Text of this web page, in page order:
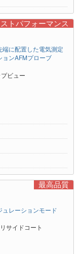
トパフォーマンス
に配置した電気測定
ンAFMプローブ
ビュー
最高品質
レーションモード
サイドコート